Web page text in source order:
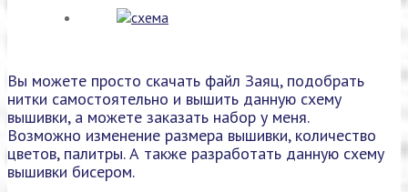
Вы можете просто скачать файл Заяц, подобрать
нитки самостоятельно и вышить данную схему
вышивки, а можете заказать набор у меня.
Возможно изменение размера вышивки, количество
цветов, палитры. А также разработать данную схему
вышивки бисером.